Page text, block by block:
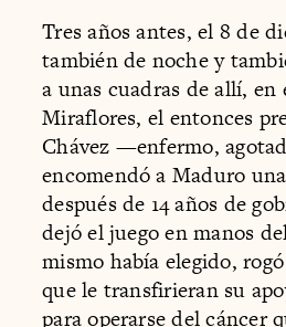
Tres años antes, el 8 de
también de noche y
a unas cuadras de allí, en
Miraflores, el entonces
Chávez —enfermo,
encomendó a Maduro
después de 14 años de
dejó el juego en manos
mismo había elegido,
que le transfirieran su
para operarse del cáncer